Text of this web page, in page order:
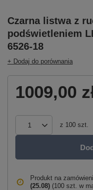
Czarna listwa z
podświetleniem
6526-18
+ Dodaj do porównania
1009,00
z 100 szt.
Produkt na
(25.08) (100 szt. w